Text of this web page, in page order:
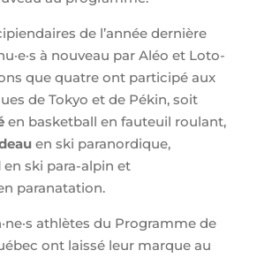
de l’année dernière
à nouveau par Aléo et Loto-
que quatre ont participé aux
de Tokyo et de Pékin, soit
en basketball en fauteuil roulant,
en ski paranordique,
en ski para-alpin et
paranatation.
athlètes du Programme de
ont laissé leur marque au